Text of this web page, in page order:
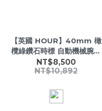
【英國 HOUR】40mm 橄
欖綠鑽石時標 自動機械腕錶
904L精鋼 男錶
NT$8,500
NT$10,892